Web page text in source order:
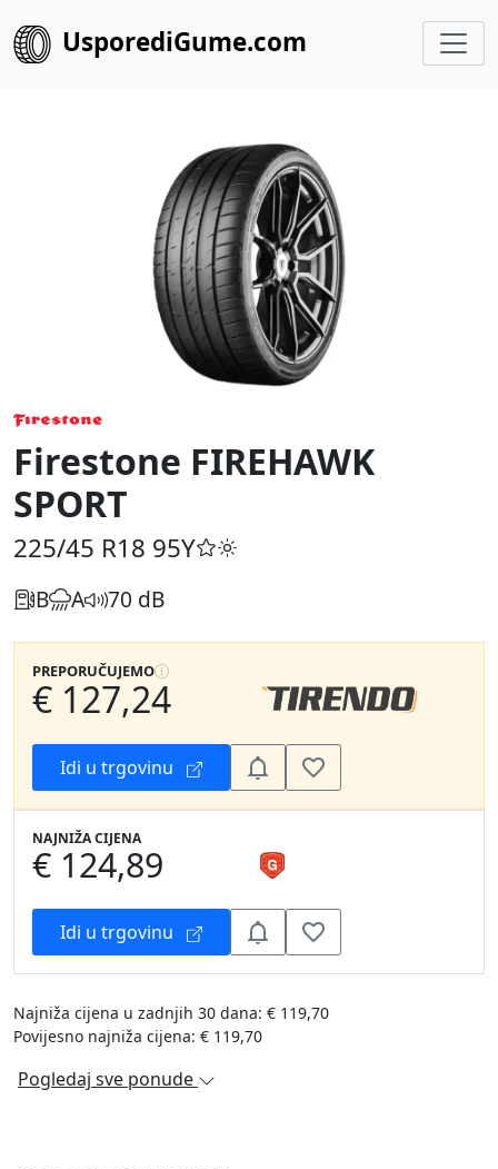
UsporediGume.com
Firestone FIREHAWK
SPORT
225/45 R18 95Y
B A 70 dB
PREPORUČUJEMO
€ 127,24
Idi u trgovinu
NAJNIŽA CIJENA
€ 124,89
Idi u trgovinu
Najniža cijena u zadnjih 30 dana: € 119,70
Povijesno najniža cijena: € 119,70
Pogledaj sve ponude